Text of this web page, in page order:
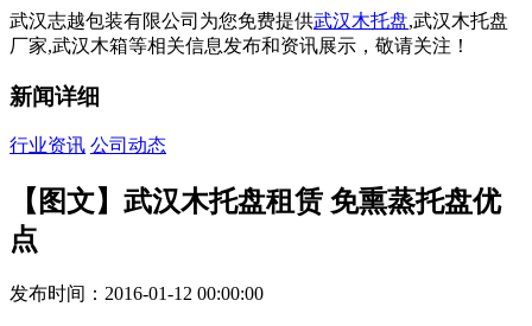
武汉志越包装有限公司为您免费提供武汉木托盘,武汉木托盘
厂家,武汉木箱等相关信息发布和资讯展示，敬请关注！
新闻详细
行业资讯 公司动态
【图文】武汉木托盘租赁 免熏蒸托盘优
点
发布时间：2016-01-12 00:00:00